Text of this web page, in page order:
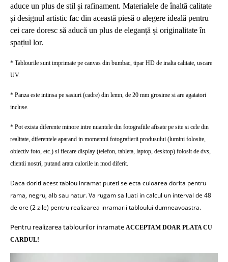
aduce un plus de stil și rafinament. Materialele de înaltă calitate
și designul artistic fac din această piesă o alegere ideală pentru
cei care doresc să aducă un plus de eleganță și originalitate în
spațiul lor.
* Tablourile sunt imprimate pe canvas din bumbac, tipar HD de inalta calitate, uscare
UV.
* Panza este intinsa pe sasiuri (cadre) din lemn, de 20 mm grosime si are agatatori
incluse.
* Pot exista diferente minore intre nuantele din fotografiile afisate pe site si cele din
realitate, diferentele aparand in momentul fotografierii produsului (lumini folosite,
obiectiv foto, etc.) si fiecare display (telefon, tableta, laptop, desktop) folosit de dvs,
clientii nostri, putand arata culorile in mod diferit.
Daca doriti acest tablou inramat puteti selecta culoarea dorita pentru
rama, negru, alb sau natur.Va rugam sa luati in calcul un interval de 48
de ore (2 zile) pentru realizarea inramarii tabloului dumneavoastra.
Pentru realizarea tablourilor inramate ACCEPTAM DOAR PLATA CU
CARDUL!